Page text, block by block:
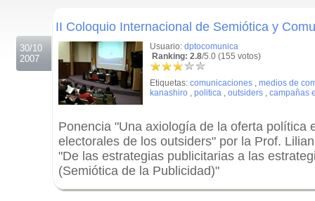
30/10
2007
II Coloquio Internacional de Semiótica y
Usuario: dptocomunica
Ranking: 2.8/5.0 (155 votos)
Etiquetas: comunicaciones , medios de
kanashiro , politica , outsiders , campañas
Ponencia "Una axiología de la oferta política
electorales de los outsiders" por la Prof.
"De las estrategias publicitarias a las
(Semiótica de la Publicidad)"